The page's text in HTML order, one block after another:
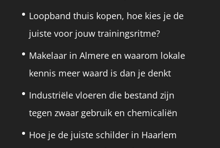
Loopband thuis kopen, hoe kies je de
juiste voor jouw trainingsritme?
Makelaar in Almere en waarom lokale
kennis meer waard is dan je denkt
Industriële vloeren die bestand zijn
tegen zwaar gebruik en chemicaliën
Hoe je de juiste schilder in Haarlem